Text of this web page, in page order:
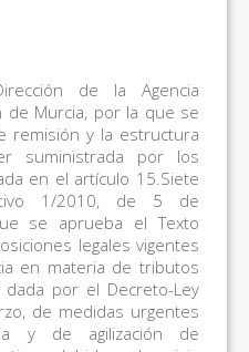
de la Agencia
de Murcia, por la que se
remisión y la estructura
suministrada por los
en el artículo 15.Siete
1/2010, de 5 de
se aprueba el Texto
legales vigentes
en materia de tributos
por el Decreto-Ley
de medidas urgentes
y de agilización de